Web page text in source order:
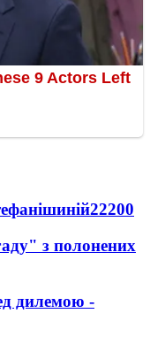
22200
з полонених
дилемою -